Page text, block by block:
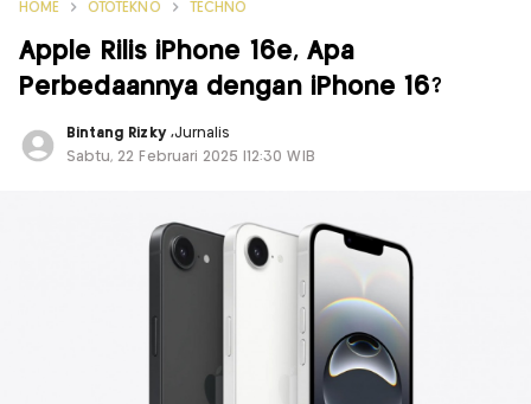
HOME OTOTEKNO TECHNO
Apple Rilis iPhone 16e, Apa
Perbedaannya dengan iPhone 16?
Bintang Rizky ,Jurnalis
Sabtu, 22 Februari 2025 |12:30 WIB